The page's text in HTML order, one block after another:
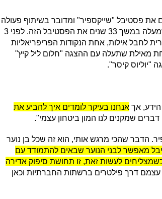
את פסטיבל "שייקספיר" ומדובר בשיתוף פעולה
עם תיאטרון "Shakespeare and Company" שמעלה במשך 33 שנים את הפסטיבל הזה. לפני 3
לחבל אילות, אחת הנקודות הפריפריאליות
מאילת שתעלה עם ההצגה "חלום ליל קיץ"
"יוליוס קיסר".
אך אנחנו בעיקר לומדים איך להביע את
שמקנים לנו המון ביטחון עצמי".
הדבר שהכי מרגש אותי, הוא זה שכל בן נוער
מאפשר לבני הנוער שבאים להתמודד עם
לעשות זאת, זו תחושת סיפוק אדירה
עצמם דרך פילטרים ברשתות החברתיות וכאן